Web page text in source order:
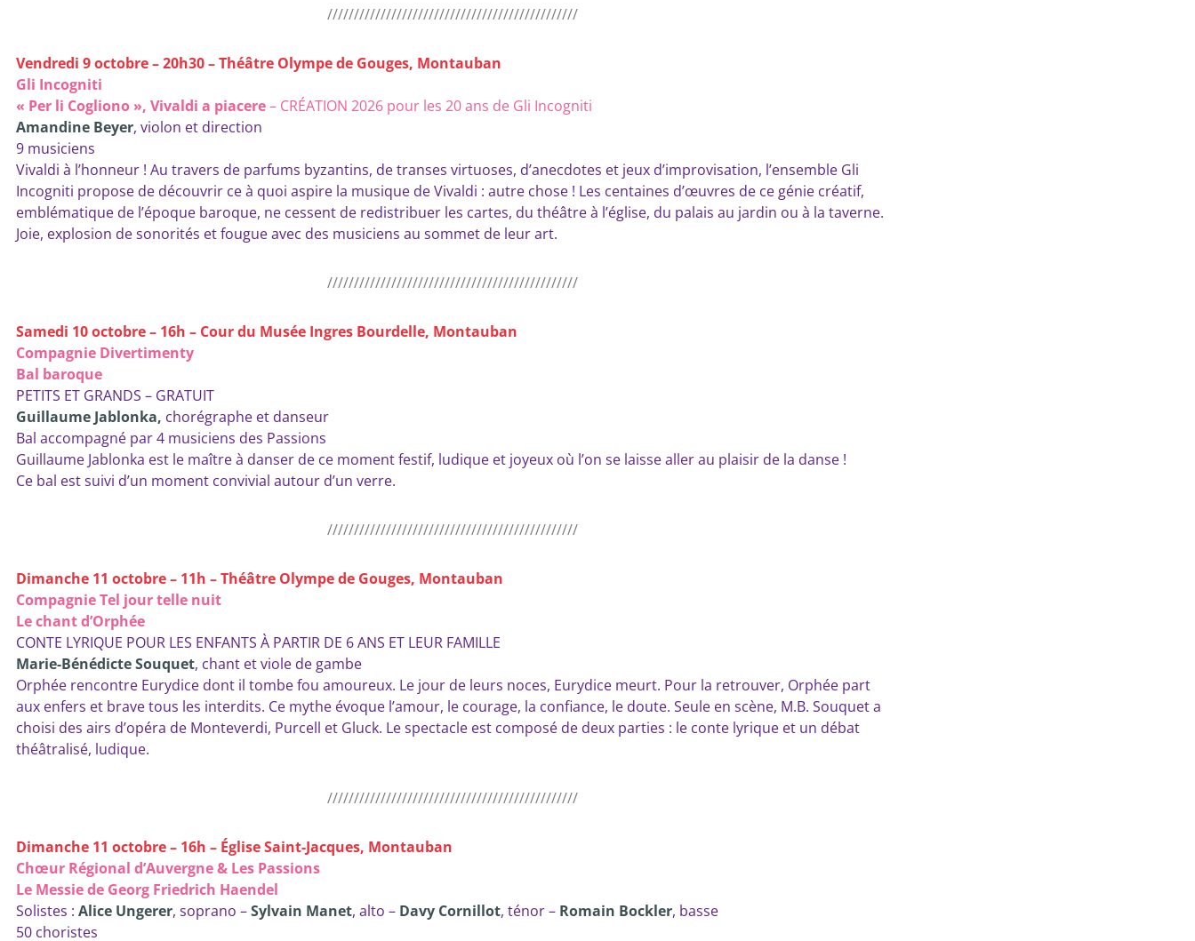
///////////////////////////////////////////////
Vendredi 9 octobre – 20h30 – Théâtre Olympe de Gouges, Montauban
Gli Incogniti
« Per li Cogliono », Vivaldi a piacere– CRÉATION 2026 pour les 20 ans de Gli Incogniti
Amandine Beyer, violon et direction
9 musiciens
Vivaldi à l’honneur ! Au travers de parfums byzantins, de transes virtuoses, d’anecdotes et jeux d’improvisation, l’ensemble Gli
Incogniti propose de découvrir ce à quoi aspire la musique de Vivaldi : autre chose ! Les centaines d’œuvres de ce génie créatif,
emblématique de l’époque baroque, ne cessent de redistribuer les cartes, du théâtre à l’église, du palais au jardin ou à la taverne.
Joie, explosion de sonorités et fougue avec des musiciens au sommet de leur art.
///////////////////////////////////////////////
Samedi 10 octobre – 16h – Cour du Musée Ingres Bourdelle, Montauban
Compagnie Divertimenty
Bal baroque
PETITS ET GRANDS – GRATUIT
Guillaume Jablonka, chorégraphe et danseur
Bal accompagné par 4 musiciens des Passions
Guillaume Jablonka est le maître à danser de ce moment festif, ludique et joyeux où l’on se laisse aller au plaisir de la danse !
Ce bal est suivi d’un moment convivial autour d’un verre.
///////////////////////////////////////////////
Dimanche 11 octobre – 11h – Théâtre Olympe de Gouges, Montauban
Compagnie Tel jour telle nuit
Le chant d’Orphée
CONTE LYRIQUE POUR LES ENFANTS À PARTIR DE 6 ANS ET LEUR FAMILLE
Marie-Bénédicte Souquet, chant et viole de gambe
Orphée rencontre Eurydice dont il tombe fou amoureux. Le jour de leurs noces, Eurydice meurt. Pour la retrouver, Orphée part
aux enfers et brave tous les interdits. Ce mythe évoque l’amour, le courage, la confiance, le doute. Seule en scène, M.B. Souquet a
choisi des airs d’opéra de Monteverdi, Purcell et Gluck. Le spectacle est composé de deux parties : le conte lyrique et un débat
théâtralisé, ludique.
///////////////////////////////////////////////
Dimanche 11 octobre – 16h – Église Saint-Jacques, Montauban
Chœur Régional d’Auvergne & Les Passions
Le Messie de Georg Friedrich Haendel
Solistes : Alice Ungerer, soprano –Sylvain Manet, alto – Davy Cornillot, ténor – Romain Bockler, basse
50 choristes